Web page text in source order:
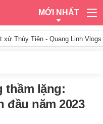
MỚI NHẤT
xử Thùy Tiên - Quang Linh
thầm lặng:
đầu năm 2023